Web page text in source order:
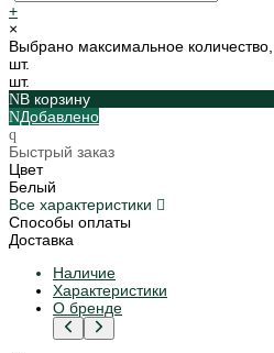
+
×
Выбрано максимальное
шт.
шт.
В корзину
Добавлено
Быстрый заказ
Цвет
Белый
Все характеристики
Способы оплаты
Доставка
Наличие
Характеристики
О бренде